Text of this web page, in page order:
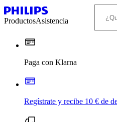
ProductosAsistencia
Paga con Klarna
Regístrate y recibe 10 € de